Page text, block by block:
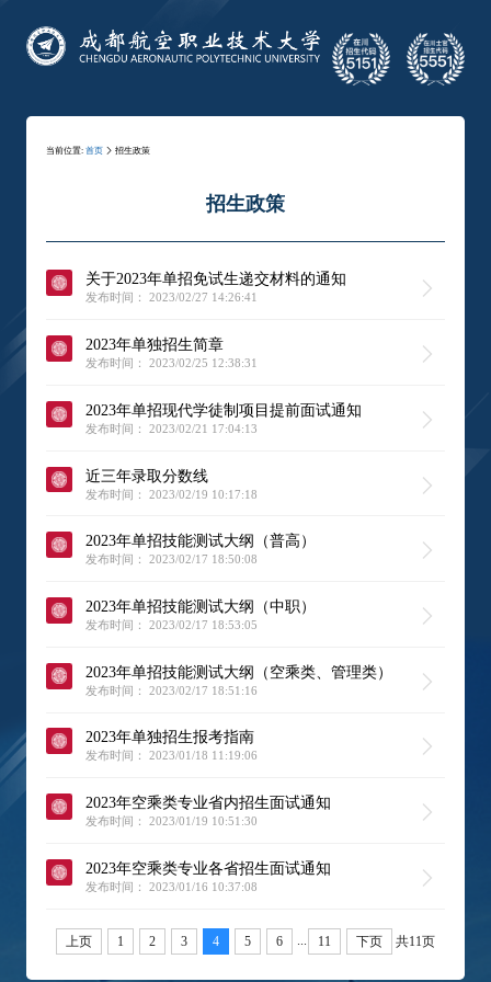
当前位置: 首页 招生政策
招生政策
关于2023年单招免试生递交材料的通知
发布时间： 2023/02/27 14:26:41
2023年单独招生简章
发布时间： 2023/02/25 12:38:31
2023年单招现代学徒制项目提前面试通知
发布时间： 2023/02/21 17:04:13
近三年录取分数线
发布时间： 2023/02/19 10:17:18
2023年单招技能测试大纲（普高）
发布时间： 2023/02/17 18:50:08
2023年单招技能测试大纲（中职）
发布时间： 2023/02/17 18:53:05
2023年单招技能测试大纲（空乘类、管理类）
发布时间： 2023/02/17 18:51:16
2023年单独招生报考指南
发布时间： 2023/01/18 11:19:06
2023年空乘类专业省内招生面试通知
发布时间： 2023/01/19 10:51:30
2023年空乘类专业各省招生面试通知
发布时间： 2023/01/16 10:37:08
上页 1 2 3 4 5 6 11 下页 共11页